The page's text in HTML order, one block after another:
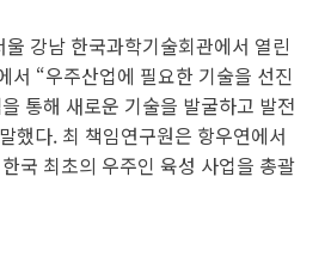
부
트'에
서
"우주
산업